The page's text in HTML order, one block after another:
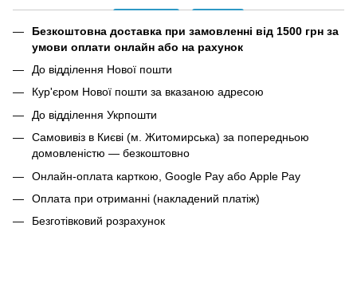
Безкоштовна доставка при замовленні від 1500 грн за
умови оплати онлайн або на рахунок
До відділення Нової пошти
Кур'єром Нової пошти за вказаною адресою
До відділення Укрпошти
Самовивіз в Києві (м. Житомирська) за попередньою
домовленістю — безкоштовно
Онлайн-оплата карткою, Google Pay або Apple Pay
Оплата при отриманні (накладений платіж)
Безготівковий розрахунок